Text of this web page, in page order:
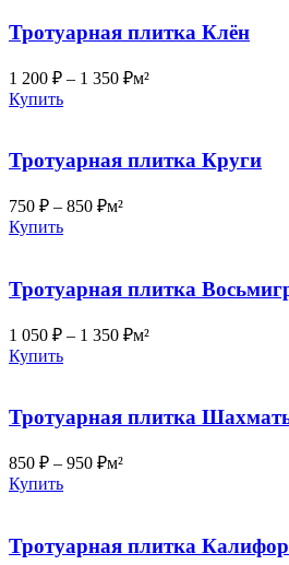
Тротуарная плитка Клён
1 200 ₽ – 1 350 ₽м²
Купить
Тротуарная плитка Круги
750 ₽ – 850 ₽м²
Купить
Тротуарная плитка
1 050 ₽ – 1 350 ₽м²
Купить
Тротуарная плитка
850 ₽ – 950 ₽м²
Купить
Тротуарная плитка